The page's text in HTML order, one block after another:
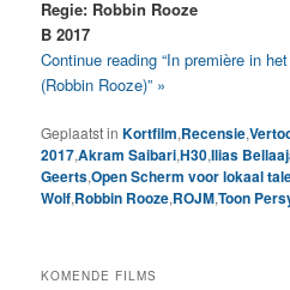
Regie: Robbin Rooze
B 2017
Continue reading “In première in
(Robbin Rooze)” »
Geplaatst in Kortfilm,Recensie,
2017,Akram Saibari,H30,Ilias
Geerts,Open Scherm voor lokaal
Wolf,Robbin Rooze,ROJM,Toon
KOMENDE FILMS